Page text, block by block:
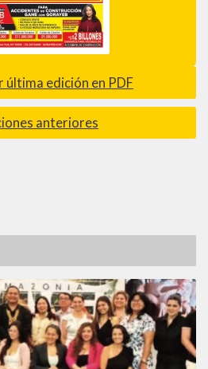
última edición en PDF
anteriores